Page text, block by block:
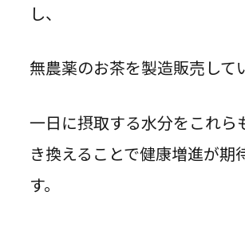
し、
無農薬のお茶を製造販売して
一日に摂取する水分をこれら
き換えることで健康増進が期
す。